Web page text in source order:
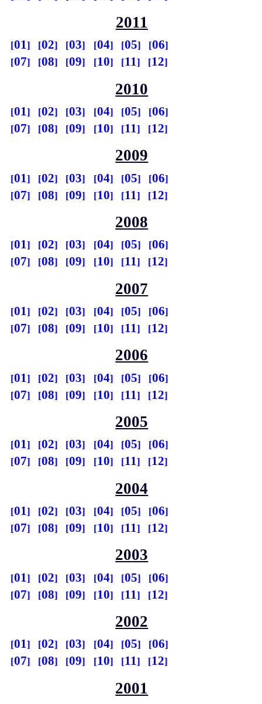
2011
01 02 03 04 05
06
07
08 09 10 11 12
2010
01 02 03 04 05
06
07
08 09 10 11 12
2009
01 02 03 04 05
06
07
08 09 10 11 12
2008
01 02 03 04 05
06
07
08 09 10 11 12
2007
01 02 03 04 05
06
07
08 09 10 11 12
2006
01 02 03 04 05
06
07
08 09 10 11 12
2005
01 02 03 04 05
06
07
08 09 10 11 12
2004
01 02 03 04 05
06
07
08 09 10 11 12
2003
01 02 03 04 05
06
07
08 09 10 11 12
2002
01 02 03 04 05
06
07
08 09 10 11 12
2001